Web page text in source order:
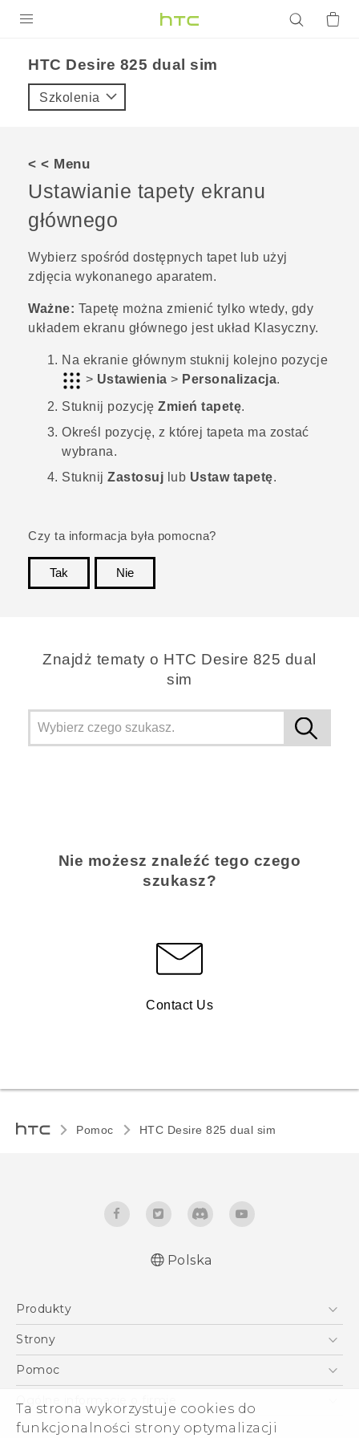
Ta strona wykorzystuje cookies do
funkcjonalności strony optymalizacji
VIVE
VIVERSE
POMOC TECHNICZNA
Urządzenia i akcesoria HTC
Zaloguj się
HTC Desire 825 dual sim‎
Szkolenia
< < Menu
Ustawianie tapety ekranu
głównego
Wybierz spośród dostępnych tapet lub użyj
zdjęcia wykonanego aparatem.
Ważne: Tapetę można zmienić tylko wtedy, gdy
układem ekranu głównego jest układ Klasyczny.
Na ekranie głównym stuknij kolejno pozycje
> Ustawienia > Personalizacja.
Stuknij pozycję Zmień tapetę.
Określ pozycję, z której tapeta ma zostać
wybrana.
Stuknij Zastosuj lub Ustaw tapetę.
Czy ta informacja była pomocna?
Tak
Nie
Znajdż tematy o HTC Desire 825 dual
sim
Nie możesz znaleźć tego czego
szukasz?
Contact Us
Pomoc HTC Desire 825 dual sim‎
Polish - Wytyczne dotyczące bezpieczeństwa i
English - User manual
Polska
Produkty
Smartfony
VIVE
Akcesoria
Strony
HTC Vive
Pomoc
Pomoc E-commerce
Ogólne informacje o firmie
ESG